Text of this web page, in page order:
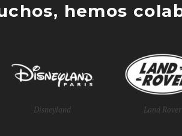
hemos
Disneyland Land Rover